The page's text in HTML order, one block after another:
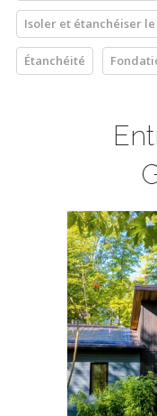
Isoler et étanchéiser
Étanchéité